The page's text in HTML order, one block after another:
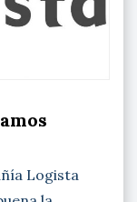
Logista